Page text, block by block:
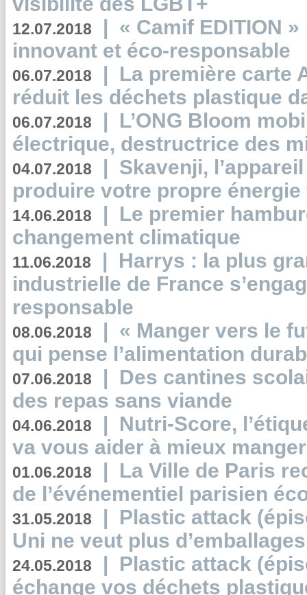
12.07.2018 | « Camif EDITION
innovant et éco-responsable
06.07.2018 | La première carte
réduit les déchets plastique
06.07.2018 | L’ONG Bloom
électrique, destructrice des
04.07.2018 | Skavenji,
produire votre propre
14.06.2018 | Le premier
changement climatique
11.06.2018 | Harrys : la plus
industrielle de France
responsable
08.06.2018 | « Manger vers le
qui pense l’alimentation
07.06.2018 | Des cantines
des repas sans viande
04.06.2018 | Nutri-Score,
va vous aider à mieux
01.06.2018 | La Ville de Paris
de l’événementiel parisien
31.05.2018 | Plastic attack
Uni ne veut plus
24.05.2018 | Plastic attack
échange vos déchets